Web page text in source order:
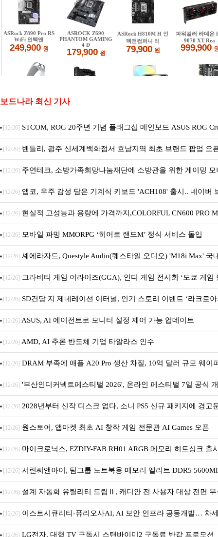
보드나라 최신 기사
[12/26] STCOM, ROG 20주년 기념 플래그십 메인보드 ASUS ROG
X870E EDITION 20 국내 출시 예정
[12/26] 벤틀리, 광주 신세계백화점서 호남지역 최초 브랜드 팝업 오
[12/26] 주연테크, 소방가족희망나눔재단에 소방관을 위한 게이밍 모
트 펫 침대 기부
[12/26] 앱코, 우주 감성 담은 기계식 키보드 'ACH108' 출시.. 네이버
기획전 진행
[12/26] 현실적 고성능과 용량에 가격까지,COLORFUL CN600 PRO
디앤디컴 1TB
[12/26] 모바일 파밍 MMORPG ‘히어로 랜드M’ 정식 서비스 돌입
[12/26] 셰에라자드, Questyle Audio(퀘스타일 오디오) 'M18i Max' 국
시
[12/26] 그라비티 게임 어라이즈(GGA), 인디 게임 전시회 ‘도쿄 게임
참가!
[12/26] SD건담 지 제네레이션 이터널, 인기 스토리 이벤트 ‘라크로아
재개최 및 풍성한 기념 이벤트 실시!
[12/26] ASUS, AI 에이전트로 모니터 설정 제어 가능 업데이트
[12/26] AMD, AI 추론 반도체 기업 타알라스 인수
[12/26] DRAM 부족에 애플 A20 Pro 생산 차질, 10억 달러 규모 웨이
[12/26] '부산인디커넥트페스티벌 2026', 온라인 페스티벌 7일 공식
간 진행
[12/26] 2028년부터 신작 디스크 없다, 소니 PS5 신규 패키지에 경고
[12/26] 원스토어, 앱마켓 최초 AI 창작 게임 전문관 AI Games 오픈
[12/26] 마이크로닉스, EZDIY-FAB RH01 ARGB 메모리 히트싱크 출
[12/26] 서린씨앤아이, 팀그룹 노트북용 메모리 엘리트 DDR5
출시
[12/26] 설계 자동화 유틸리티 드림Ⅱ, 캐디안 전 사용자 대상 전면 무
[12/26] 이스트시큐리티-퓨리오사AI, AI 보안 인프라 공동개발… 차
안 플랫폼 구축
[12/26] LG전자, 대형 TV 구독시 스탠바이미2 구독료 반값 프로모션